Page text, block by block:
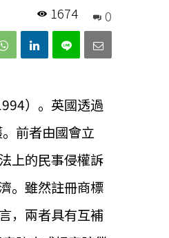
0
1674
）。英國透過
前者由國會立
上的民事侵權訴
。雖然註冊商標
，兩者具有互補